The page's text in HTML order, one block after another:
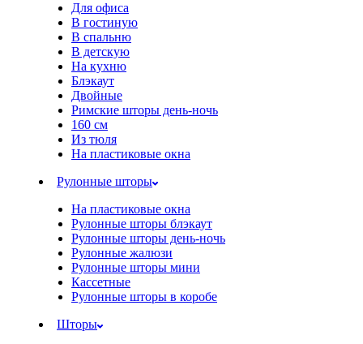
Для офиса
В гостиную
В спальню
В детскую
На кухню
Блэкаут
Двойные
Римские шторы день-ночь
160 см
Из тюля
На пластиковые окна
Рулонные шторы
На пластиковые окна
Рулонные шторы блэкаут
Рулонные шторы день-ночь
Рулонные жалюзи
Рулонные шторы мини
Кассетные
Рулонные шторы в коробе
Шторы